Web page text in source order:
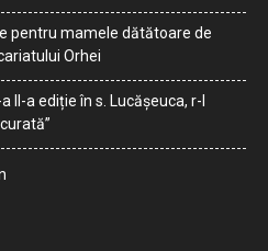
pentru mamele dătătoare de
Orhei
II-a ediție în s. Lucășeuca, r-l